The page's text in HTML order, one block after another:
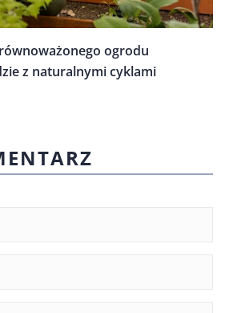
ogrodu
z naturalnymi cyklami